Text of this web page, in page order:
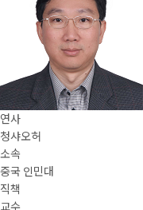
연사
청샤오허
소속
중국 인민대
직책